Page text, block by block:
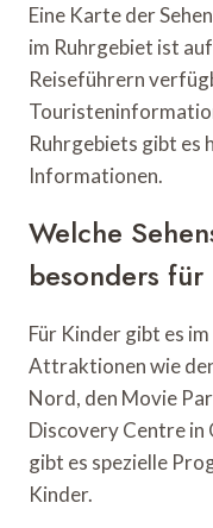
Eine Karte der
im Ruhrgebiet ist
Reiseführern
Ruhrgebiets gibt es
Informationen.
Welche
besonders
Für Kinder gibt es
Attraktionen wie
Nord, den Movie
Discovery Centre in
gibt es spezielle
Kinder.